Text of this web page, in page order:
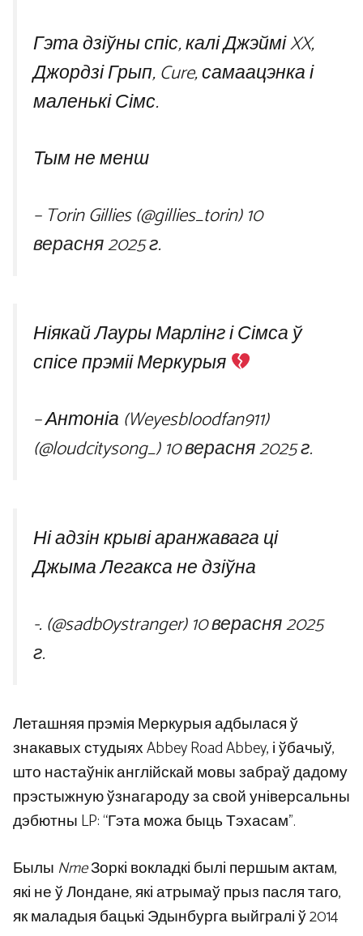
Гэта дзіўны спіс, калі Джэймі XX,
Джордзі Грып, Cure, самаацэнка і
маленькі Сімс.
Тым не менш
– Torin Gillies (@gillies_torin)10
верасня 2025 г.
Ніякай Лауры Марлінг і Сімса ў
спісе прэміі Меркурыя
– Антоніа (Weyesbloodfan911)
(@loudcitysong_)10 верасня 2025 г.
Ні адзін крыві аранжавага ці
Джыма Легакса не дзіўна
-. (@sadb0ystranger)10 верасня 2025
г.
Леташняя прэмія Меркурыя адбылася ў
знакавых студыях Abbey Road Abbey, і ўбачыў,
што настаўнік англійскай мовы забраў дадому
прэстыжную ўзнагароду за свой універсальны
дэбютны LP: “Гэта можа быць Тэхасам”.
Былы NmeЗоркі вокладкі былі першым актам,
які не ў Лондане, які атрымаў прыз пасля таго,
як маладыя бацькі Эдынбурга выйгралі ў 2014